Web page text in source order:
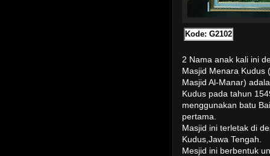
Kode: G2102
2 Nama anak kali ini
Masjid Menara Kudus
Masjid Al-Manar)
Kudus pada tahun
menggunakan batu
pertama.
Masjid ini terletak di
Kudus,Jawa Tengah.
Mesjid ini berbentuk